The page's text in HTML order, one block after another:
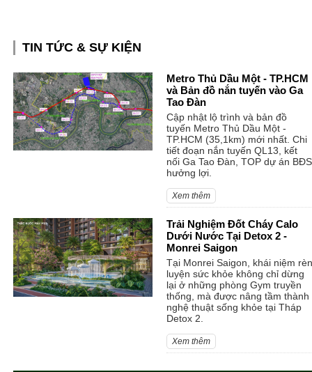
TIN TỨC & SỰ KIỆN
Metro Thủ Dầu Một - TP.HCM
và Bản đồ nắn tuyến vào Ga
Tao Đàn
Cập nhật lộ trình và bản đồ
tuyến Metro Thủ Dầu Một -
TP.HCM (35,1km) mới nhất. Chi
tiết đoạn nắn tuyến QL13, kết
nối Ga Tao Đàn, TOP dự án BĐS
hưởng lợi.
Xem thêm
Trải Nghiệm Đốt Cháy Calo
Dưới Nước Tại Detox 2 -
Monrei Saigon
Tại Monrei Saigon, khái niệm rèn
luyện sức khỏe không chỉ dừng
lại ở những phòng Gym truyền
thống, mà được nâng tầm thành
nghệ thuật sống khỏe tại Tháp
Detox 2.
Xem thêm